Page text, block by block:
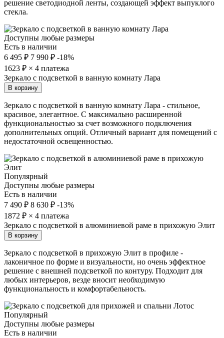
решение светодиодной ленты, создающей эффект выпуклого
стекла.
Доступны любые размеры
Есть в наличии
6 495 ₽ 7 990 ₽ -18%
1623 ₽ × 4 платежа
Зеркало с подсветкой в ванную комнату Лара
В корзину
Зеркало с подсветкой в ванную комнату Лара - стильное,
красивое, элегантное. С максимально расширенной
функциональностью за счет возможного подключения
дополнительных опций. Отличный вариант для помещений с
недостаточной освещенностью.
Популярный
Доступны любые размеры
Есть в наличии
7 490 ₽ 8 630 ₽ -13%
1872 ₽ × 4 платежа
Зеркало с подсветкой в алюминиевой раме в прихожую Элит
В корзину
Зеркало с подсветкой в прихожую Элит в профиле -
лаконичное по форме и визуальности, но очень эффектное
решение с внешней подсветкой по контуру. Подходит для
любых интерьеров, везде вносит необходимую
функциональность и комфортабельность.
Популярный
Доступны любые размеры
Есть в наличии